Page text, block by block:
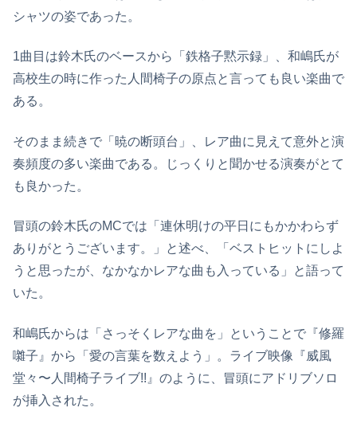
シャツの姿であった。
1曲目は鈴木氏のベースから「鉄格子黙示録」、和嶋氏が
高校生の時に作った人間椅子の原点と言っても良い楽曲で
ある。
そのまま続きで「暁の断頭台」、レア曲に見えて意外と演
奏頻度の多い楽曲である。じっくりと聞かせる演奏がとて
も良かった。
冒頭の鈴木氏のMCでは「連休明けの平日にもかかわらず
ありがとうございます。」と述べ、「ベストヒットにしよ
うと思ったが、なかなかレアな曲も入っている」と語って
いた。
和嶋氏からは「さっそくレアな曲を」ということで『修羅
囃子』から「愛の言葉を数えよう」。ライブ映像『威風
堂々〜人間椅子ライブ!!』のように、冒頭にアドリブソロ
が挿入された。